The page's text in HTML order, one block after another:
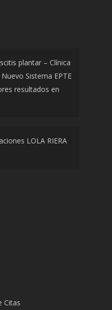
plantar – Clínica
Nuevo Sistema EPTE
resultados en
LOLA RIERA
Citas